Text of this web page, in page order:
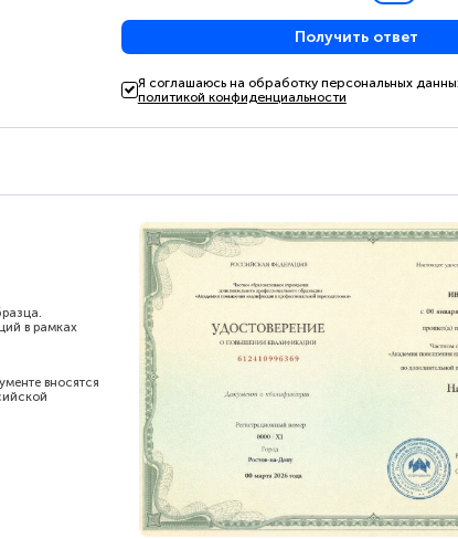
Получить ответ
Я соглашаюсь на обработку персональных
политикой конфиденциальности
в рамках
вносятся